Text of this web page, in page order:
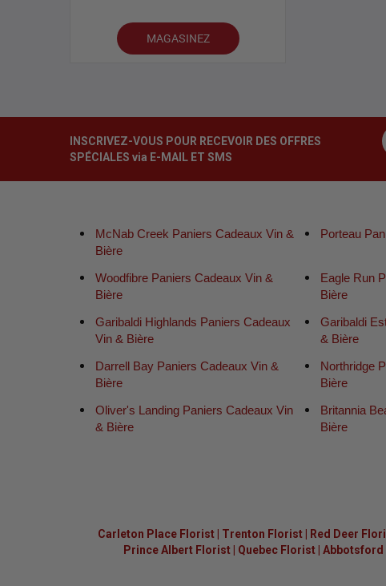
MAGASINEZ
INSCRIVEZ-VOUS POUR RECEVOIR DES OFFRES
SPÉCIALES via E-MAIL ET SMS
McNab Creek Paniers Cadeaux Vin &
Bière
Porteau
Woodfibre Paniers Cadeaux Vin &
Bière
Eagle Run
Bière
Garibaldi Highlands Paniers Cadeaux
Vin & Bière
Garibaldi
& Bière
Darrell Bay Paniers Cadeaux Vin &
Bière
Northridge
Bière
Oliver's Landing Paniers Cadeaux Vin
& Bière
Britannia
Bière
Carleton Place Florist Trenton Florist Red Deer
Prince Albert Florist| Quebec Florist| Abbotsford